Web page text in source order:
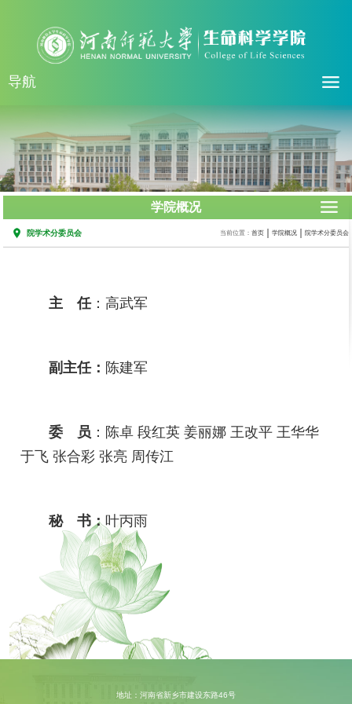
导航
学院概况
院学术分委员会 当前位置： 首页 学院概况 院学术分委员会
主 任：高武军
副主任： 陈建军
委 员 ： 陈卓 段红英 姜丽娜 王改平 王华华
于飞 张合彩 张亮 周传江
秘 书： 叶丙雨
地址：河南省新乡市建设东路46号